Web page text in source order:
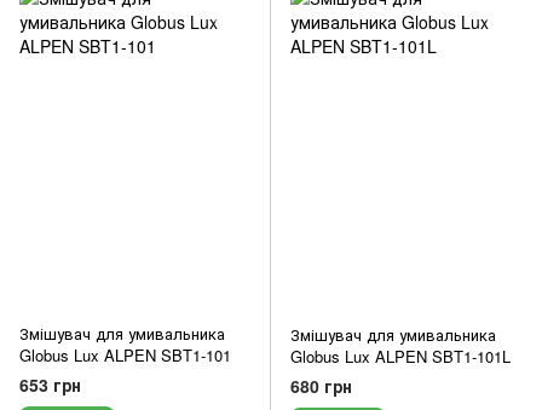
Змішувач для умивальника
Globus Lux ALPEN SBT1-101
653 грн
Змішувач для умивальника
Globus Lux ALPEN SBT1-101L
680 грн